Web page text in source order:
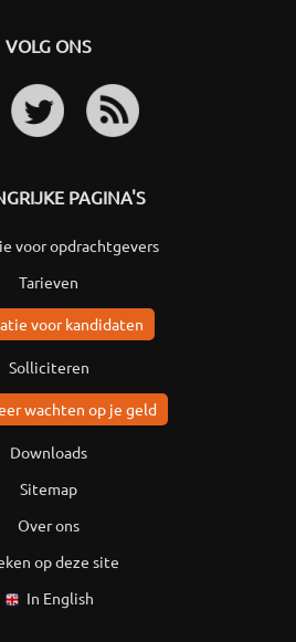
VOLG ONS
PAGINA'S
voor opdrachtgevers
Tarieven
voor kandidaten
Solliciteren
wachten op je geld
Downloads
Sitemap
Over ons
op deze site
In English